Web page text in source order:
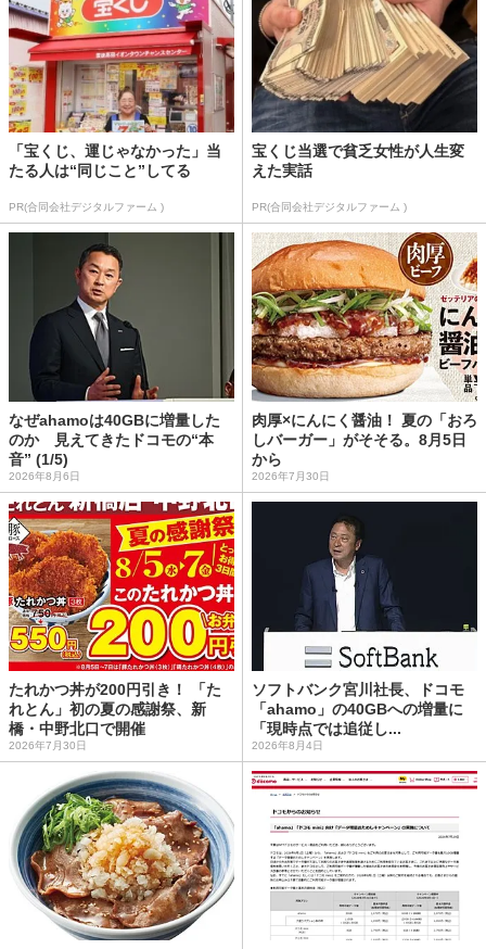
「宝くじ、運じゃなかった」当
たる人は“同じこと”してる
PR(合同会社デジタルファーム )
宝くじ当選で貧乏女性が人生変
えた実話
PR(合同会社デジタルファーム )
なぜahamoは40GBに増量した
のか 見えてきたドコモの“本
音” (1/5)
2026年8月6日
肉厚×にんにく醤油！ 夏の「おろ
しバーガー」がそそる。8月5日
から
2026年7月30日
たれかつ丼が200円引き！ 「た
れとん」初の夏の感謝祭、新
橋・中野北口で開催
2026年7月30日
ソフトバンク宮川社長、ドコモ
「ahamo」の40GBへの増量に
「現時点では追従し...
2026年8月4日